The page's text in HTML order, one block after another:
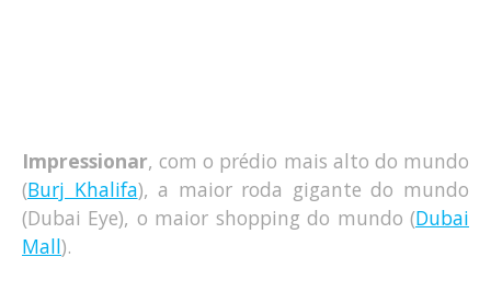
Impressionar, com o prédio mais alto do mundo
(Burj Khalifa), a maior roda gigante do mundo
(Dubai Eye), o maior shopping do mundo (Dubai
Mall).